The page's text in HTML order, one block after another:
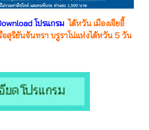
โปรแกรม ไต้หวัน เมืองเจียอี้
รือสุริยันจันทรา บรูราโน่แห่งไต้หวัน 5 วัน